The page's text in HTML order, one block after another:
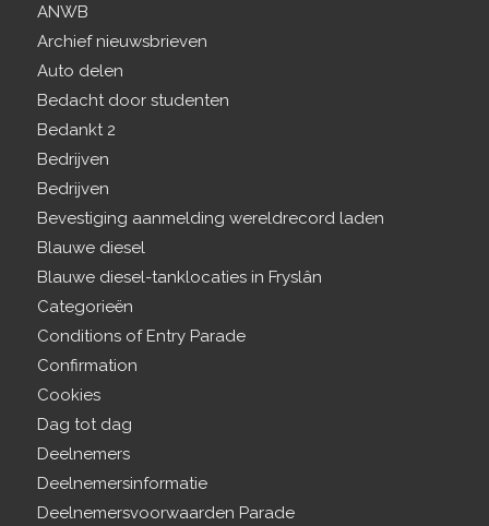
ANWB
Archief nieuwsbrieven
Auto delen
Bedacht door studenten
Bedankt 2
Bedrijven
Bedrijven
Bevestiging aanmelding wereldrecord laden
Blauwe diesel
Blauwe diesel-tanklocaties in Fryslân
Categorieën
Conditions of Entry Parade
Confirmation
Cookies
Dag tot dag
Deelnemers
Deelnemersinformatie
Deelnemersvoorwaarden Parade